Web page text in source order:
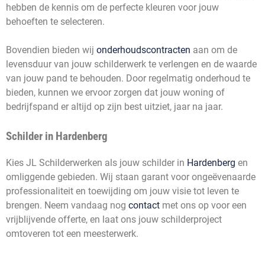
hebben de kennis om de perfecte kleuren voor jouw
behoeften te selecteren.
Bovendien bieden wij onderhoudscontracten aan om de
levensduur van jouw schilderwerk te verlengen en de waarde
van jouw pand te behouden. Door regelmatig onderhoud te
bieden, kunnen we ervoor zorgen dat jouw woning of
bedrijfspand er altijd op zijn best uitziet, jaar na jaar.
Schilder in Hardenberg
Kies JL Schilderwerken als jouw schilder in Hardenberg en
omliggende gebieden. Wij staan garant voor ongeëvenaarde
professionaliteit en toewijding om jouw visie tot leven te
brengen. Neem vandaag nog contact met ons op voor een
vrijblijvende offerte, en laat ons jouw schilderproject
omtoveren tot een meesterwerk.